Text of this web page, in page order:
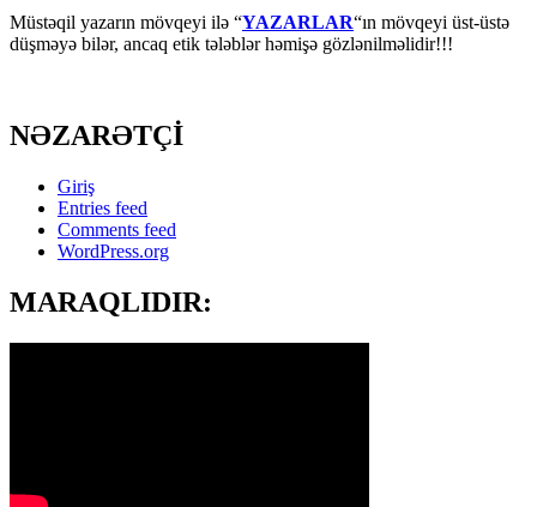
Müstəqil yazarın mövqeyi ilə “YAZARLAR“ın mövqeyi üst-üstə
düşməyə bilər, ancaq etik tələblər həmişə gözlənilməlidir!!!
NƏZARƏTÇİ
Giriş
Entries feed
Comments feed
WordPress.org
MARAQLIDIR: